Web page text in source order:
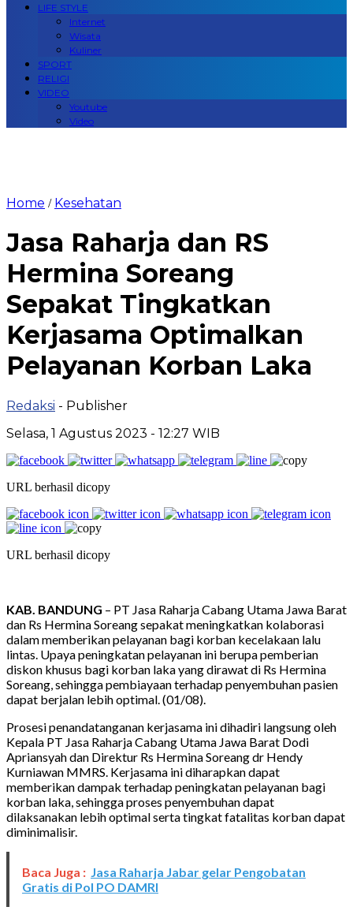
LIFE STYLE
Internet
Wisata
Kuliner
SPORT
RELIGI
VIDEO
Youtube
Video
Home / Kesehatan
Jasa Raharja dan RS
Hermina Soreang
Sepakat Tingkatkan
Kerjasama Optimalkan
Pelayanan Korban Laka
Redaksi - Publisher
Selasa, 1 Agustus 2023 - 12:27 WIB
URL berhasil dicopy
URL berhasil dicopy
KAB. BANDUNG – PT Jasa Raharja Cabang Utama Jawa Barat
dan Rs Hermina Soreang sepakat meningkatkan kolaborasi
dalam memberikan pelayanan bagi korban kecelakaan lalu
lintas. Upaya peningkatan pelayanan ini berupa pemberian
diskon khusus bagi korban laka yang dirawat di Rs Hermina
Soreang, sehingga pembiayaan terhadap penyembuhan pasien
dapat berjalan lebih optimal. (01/08).
Prosesi penandatanganan kerjasama ini dihadiri langsung oleh
Kepala PT Jasa Raharja Cabang Utama Jawa Barat Dodi
Apriansyah dan Direktur Rs Hermina Soreang dr Hendy
Kurniawan MMRS. Kerjasama ini diharapkan dapat
memberikan dampak terhadap peningkatan pelayanan bagi
korban laka, sehingga proses penyembuhan dapat
dilaksanakan lebih optimal serta tingkat fatalitas korban dapat
diminimalisir.
Baca Juga : Jasa Raharja Jabar gelar Pengobatan
Gratis di Pol PO DAMRI